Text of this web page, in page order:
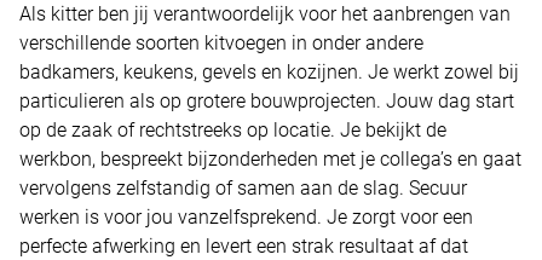
Als kitter ben jij verantwoordelijk voor het aanbrengen van
verschillende soorten kitvoegen in onder andere
badkamers, keukens, gevels en kozijnen. Je werkt zowel bij
particulieren als op grotere bouwprojecten. Jouw dag start
op de zaak of rechtstreeks op locatie. Je bekijkt de
werkbon, bespreekt bijzonderheden met je collega’s en gaat
vervolgens zelfstandig of samen aan de slag. Secuur
werken is voor jou vanzelfsprekend. Je zorgt voor een
perfecte afwerking en levert een strak resultaat af dat